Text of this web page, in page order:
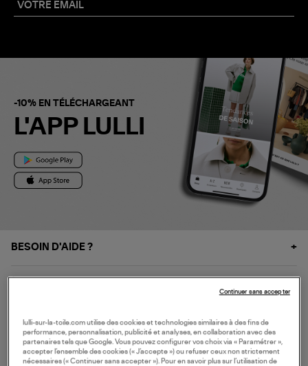
-10% EN TÉLÉCHARGEANT
L'APP LULLI
BESOIN D'AIDE ?
NOS SERVICES
SERVICE CLIENT
lulli-sur-la-toile.com utilise des cookies et technologies similaires à des fins de
performance, personnalisation, publicité et analyses, en collaboration avec des
partenaires tels que Google. Vous pouvez configurer vos choix via « Paramétrer »,
accepter l’ensemble des cookies (« J’accepte ») ou refuser ceux non strictement
nécessaires (« Continuer sans accepter »). Pour en savoir plus sur l’utilisation de
Continuer sans accepter